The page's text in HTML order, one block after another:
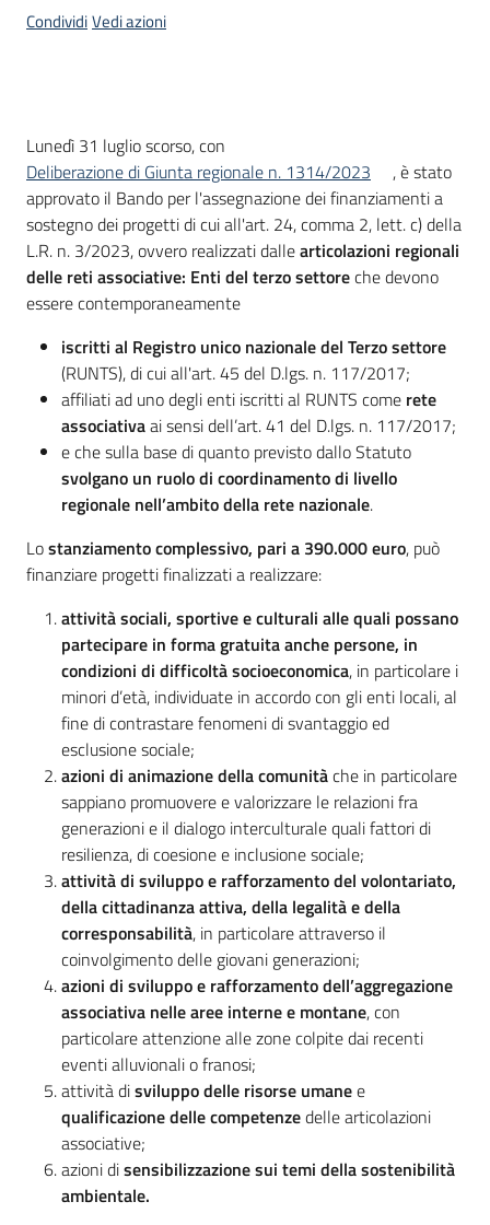
CondividiVedi azioni
Introduzione
Lunedì 31 luglio scorso, con
Deliberazione di Giunta regionale n. 1314/2023
, è stato
approvato il Bando per l'assegnazione dei finanziamenti a
sostegno dei progetti di cui all'art. 24, comma 2, lett. c) della
L.R. n. 3/2023, ovvero realizzati dallearticolazioni regionali
delle reti associative: Enti del terzo settoreche devono
essere contemporaneamente
iscritti al Registro unico nazionale del Terzo settore
(RUNTS), di cui all'art. 45 del D.lgs. n. 117/2017;
affiliati ad uno degli enti iscritti al RUNTS come rete
associativaai sensi dell’art. 41 del D.lgs. n. 117/2017;
e che sulla base di quanto previsto dallo Statuto
svolgano un ruolo di coordinamento di livello
regionale nell’ambito della rete nazionale.
Lostanziamento complessivo, pari a 390.000 euro, può
finanziare progetti finalizzati a realizzare:
attività sociali, sportive e culturali alle quali possano
partecipare in forma gratuita anche persone, in
condizioni di difficoltà socioeconomica, in particolare i
minori d’età, individuate in accordo con gli enti locali, al
fine di contrastare fenomeni di svantaggio ed
esclusione sociale;
azioni di animazione della comunitàche in particolare
sappiano promuovere e valorizzare le relazioni fra
generazioni e il dialogo interculturale quali fattori di
resilienza, di coesione e inclusione sociale;
attività di sviluppo e rafforzamento del volontariato,
della cittadinanza attiva, della legalità e della
corresponsabilità, in particolare attraverso il
coinvolgimento delle giovani generazioni;
azioni di sviluppo e rafforzamento dell’aggregazione
associativa nelle aree interne e montane, con
particolare attenzione alle zone colpite dai recenti
eventi alluvionali o franosi;
attività disviluppo delle risorse umanee
qualificazione delle competenzedelle articolazioni
associative;
azioni disensibilizzazione sui temi della sostenibilità
ambientale.